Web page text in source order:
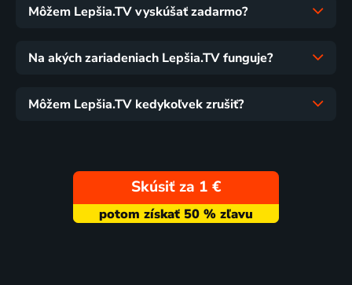
Môžem Lepšia.TV vyskúšať zadarmo?
Na akých zariadeniach Lepšia.TV funguje?
Môžem Lepšia.TV kedykoľvek zrušiť?
Skúsiť za 1 €